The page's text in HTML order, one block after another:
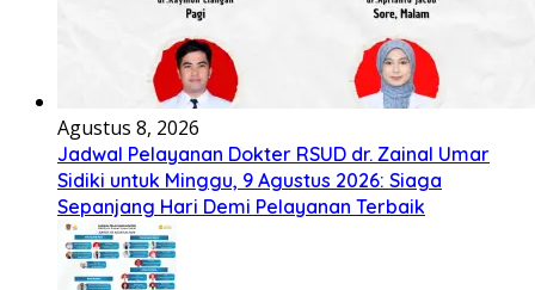
Agustus 8, 2026
Jadwal Pelayanan Dokter RSUD dr. Zainal Umar
Sidiki untuk Minggu, 9 Agustus 2026: Siaga
Sepanjang Hari Demi Pelayanan Terbaik